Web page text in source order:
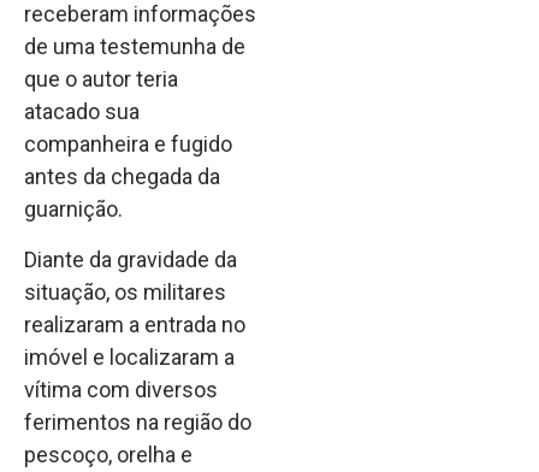
receberam informações
de uma testemunha de
que o autor teria
atacado sua
companheira e fugido
antes da chegada da
guarnição.
Diante da gravidade da
situação, os militares
realizaram a entrada no
imóvel e localizaram a
vítima com diversos
ferimentos na região do
pescoço, orelha e